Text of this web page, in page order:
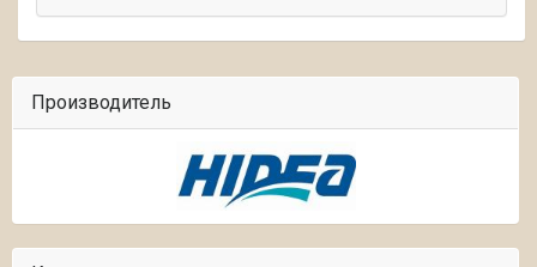
Производитель